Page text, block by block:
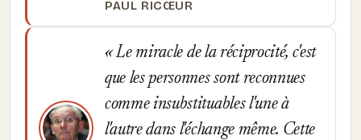
PAUL RICŒUR
Le miracle de la réciprocité, c'est
que les personnes sont reconnues
comme insubstituables l'une à
l'autre dans l'échange même. Cette